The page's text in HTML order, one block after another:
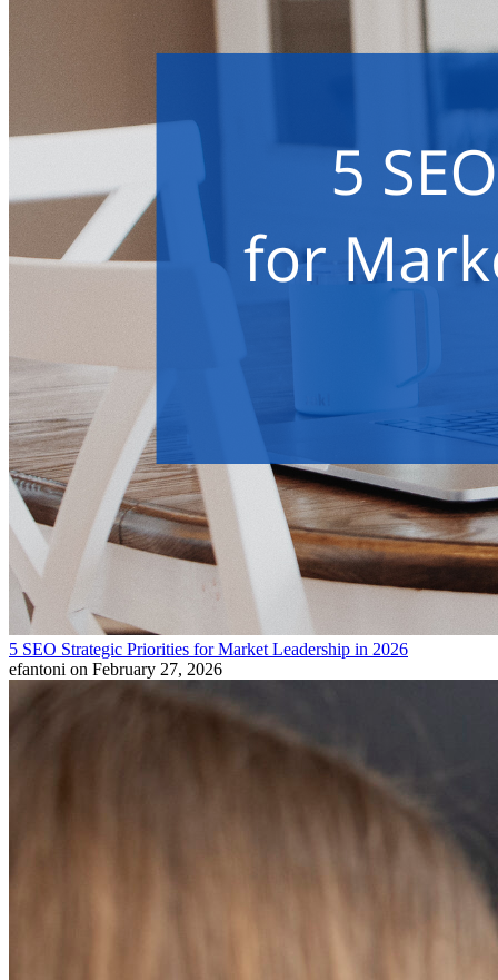
5 SEO Strategic Priorities for Market Leadership in 2026
efantoni on February 27, 2026